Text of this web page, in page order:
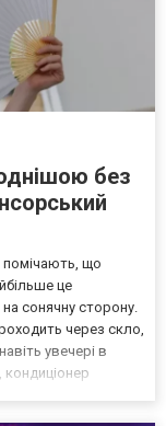
без
помічають, що
це
сонячну сторону.
через скло,
увечері в
кондиціонер